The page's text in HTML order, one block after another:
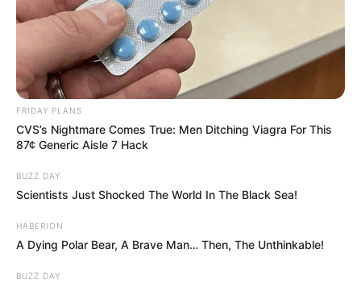
FRIDAY PLANS
CVS’s Nightmare Comes True: Men Ditching Viagra For This
87¢ Generic Aisle 7 Hack
BUZZ DAY
Scientists Just Shocked The World In The Black Sea!
HABERION
A Dying Polar Bear, A Brave Man… Then, The Unthinkable!
BUZZ DAY